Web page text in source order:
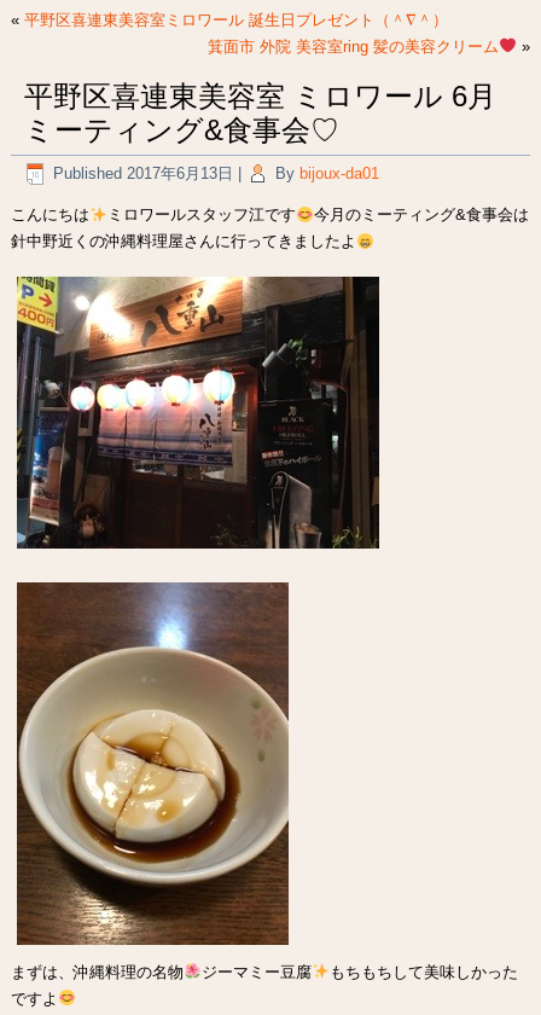
«平野区喜連東美容室ミロワール 誕生日プレゼント（＾∇＾）
箕面市 外院 美容室ring 髪の美容クリーム
»
平野区喜連東美容室 ミロワール 6月
ミーティング&食事会♡
Published 2017年6月13日 By bijoux-da01
こんにちは ミロワールスタッフ江です
今月のミーティング&食事会は
針中野近くの沖縄料理屋さんに行ってきましたよ
まずは、沖縄料理の名物 ジーマミー豆腐
もちもちして美味しかった
ですよ